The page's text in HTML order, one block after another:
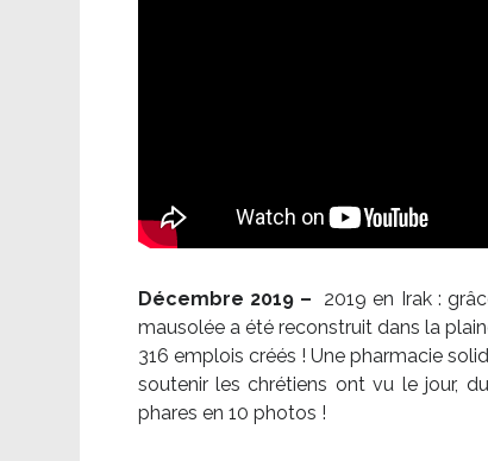
Décembre 2019 – 2019 en Irak :
mausolée a été reconstruit dans la
316 emplois créés ! Une pharmacie
soutenir les chrétiens ont vu le jour,
phares en 10 photos !